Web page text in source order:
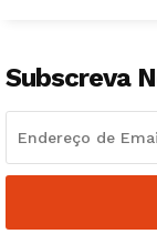
Subscreva